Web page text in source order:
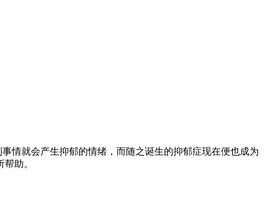
情就会产生抑郁的情绪，而随之诞生的抑郁症现在便也成为
助。